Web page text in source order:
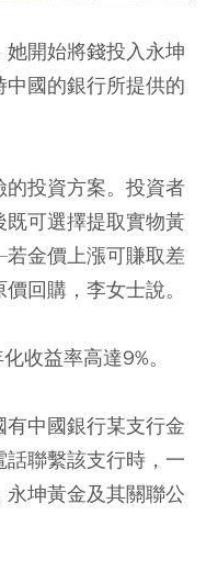
開始將錢投入永坤
國的銀行所提供的
投資方案。投資者
可選擇提取實物黃
金價上漲可賺取差
回購，李女士說。
收益率高達9%。
中國銀行某支行金
聯繫該支行時，一
坤黃金及其關聯公